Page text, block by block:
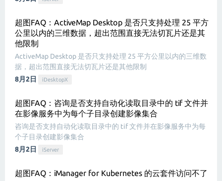
超图FAQ：ActiveMap Desktop 是否只支持处理 25 平方
公里以内的三维数据，超出范围直接无法切瓦片还是其
他限制
ActiveMap Desktop 是否只支持处理 25 平方公里以内的三维数
据，超出范围直接无法切瓦片还是其他限制
8月2日
iDesktopX
超图FAQ：咨询是否支持自动化读取目录中的 tif 文件并
在影像服务中为每个子目录创建影像集合
咨询是否支持自动化读取目录中的 tif 文件并在影像服务中为每
个子目录创建影像集合
8月2日
iServer
超图FAQ：iManager for Kubernetes 的云套件访问不了